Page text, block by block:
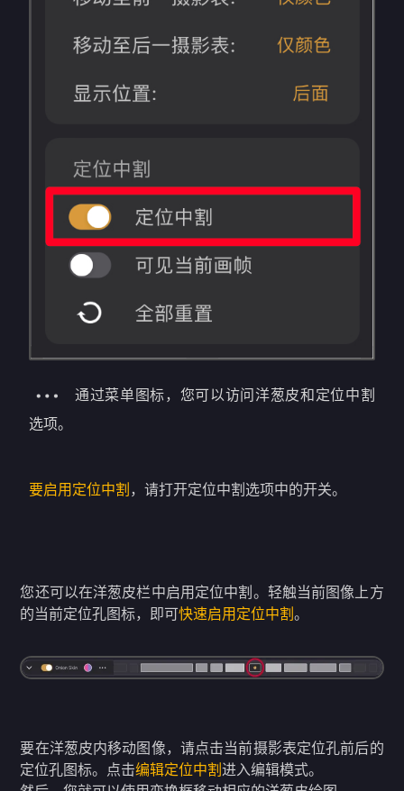
通过菜单图标，您可以访问洋葱皮和定位中割
选项。
要启用定位中割 ，请打开定位中割选项中的开关。
您还可以在洋葱皮栏中启用定位中割。轻触当前图像上方
的当前定位孔图标，即可快速启用定位中割。
要在洋葱皮内移动图像，请点击当前摄影表定位孔前后的
定位孔图标。点击编辑定位中割进入编辑模式。